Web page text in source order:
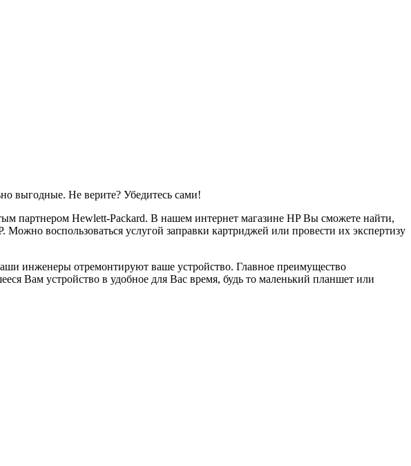
выгодные. Не верите? Убедитесь сами!
партнером Hewlett-Packard. В нашем интернет магазине HP Вы сможете найти,
воспользоваться услугой заправки картриджей или провести их экспертизу
инженеры отремонтируют ваше устройство. Главное преимущество
Вам устройство в удобное для Вас время, будь то маленький планшет или